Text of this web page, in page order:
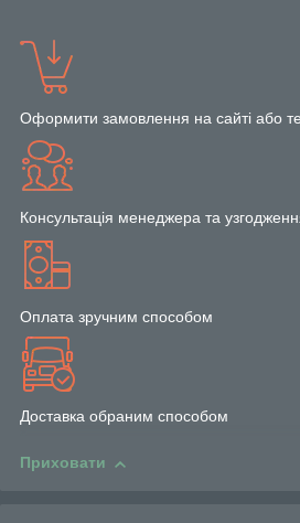
Оформити замовлення на сайті або
Консультація менеджера та
Оплата зручним способом
Доставка обраним способом
Приховати